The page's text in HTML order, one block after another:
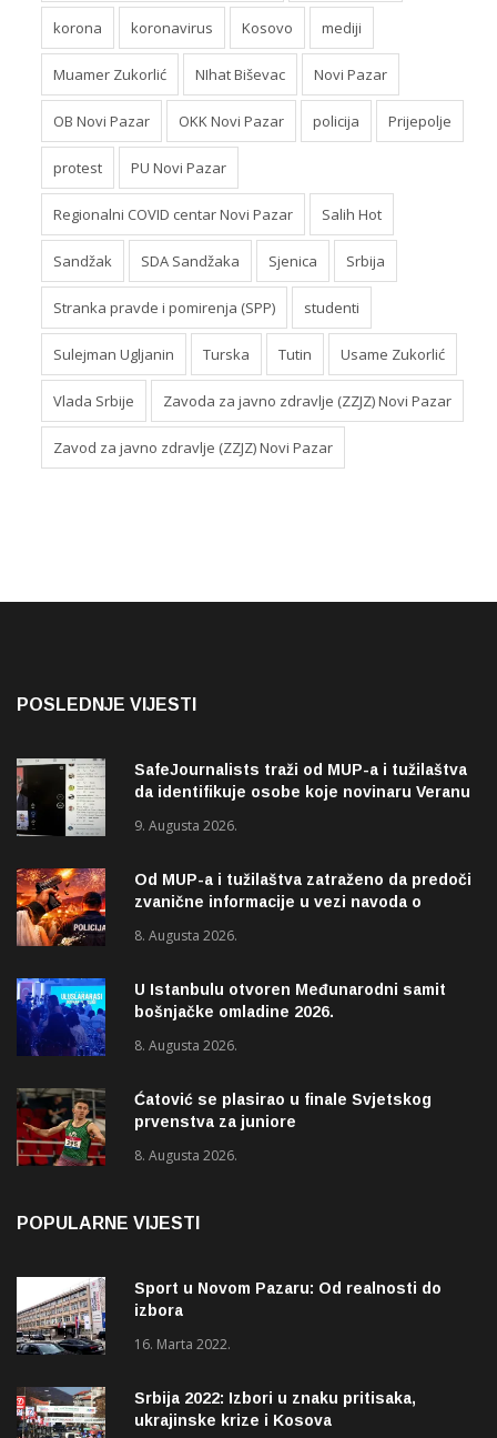
korona koronavirus Kosovo mediji
Muamer Zukorlić NIhat Biševac Novi Pazar
OB Novi Pazar OKK Novi Pazar policija Prijepolje
protest PU Novi Pazar
Regionalni COVID centar Novi Pazar Salih Hot
Sandžak SDA Sandžaka Sjenica Srbija
Stranka pravde i pomirenja (SPP) studenti
Sulejman Ugljanin Turska Tutin Usame Zukorlić
Vlada Srbije Zavoda za javno zdravlje (ZZJZ) Novi Pazar
Zavod za javno zdravlje (ZZJZ) Novi Pazar
POSLEDNJE VIJESTI
SafeJournalists traži od MUP-a i tužilaštva
da identifikuje osobe koje novinaru Veranu
9. Augusta 2026.
Od MUP-a i tužilaštva zatraženo da predoči
zvanične informacije u vezi navoda o
Pazaru
8. Augusta 2026.
U Istanbulu otvoren Međunarodni samit
bošnjačke omladine 2026.
8. Augusta 2026.
Ćatović se plasirao u finale Svjetskog
prvenstva za juniore
8. Augusta 2026.
POPULARNE VIJESTI
Sport u Novom Pazaru: Od realnosti do
izbora
16. Marta 2022.
Srbija 2022: Izbori u znaku pritisaka,
ukrajinske krize i Kosova